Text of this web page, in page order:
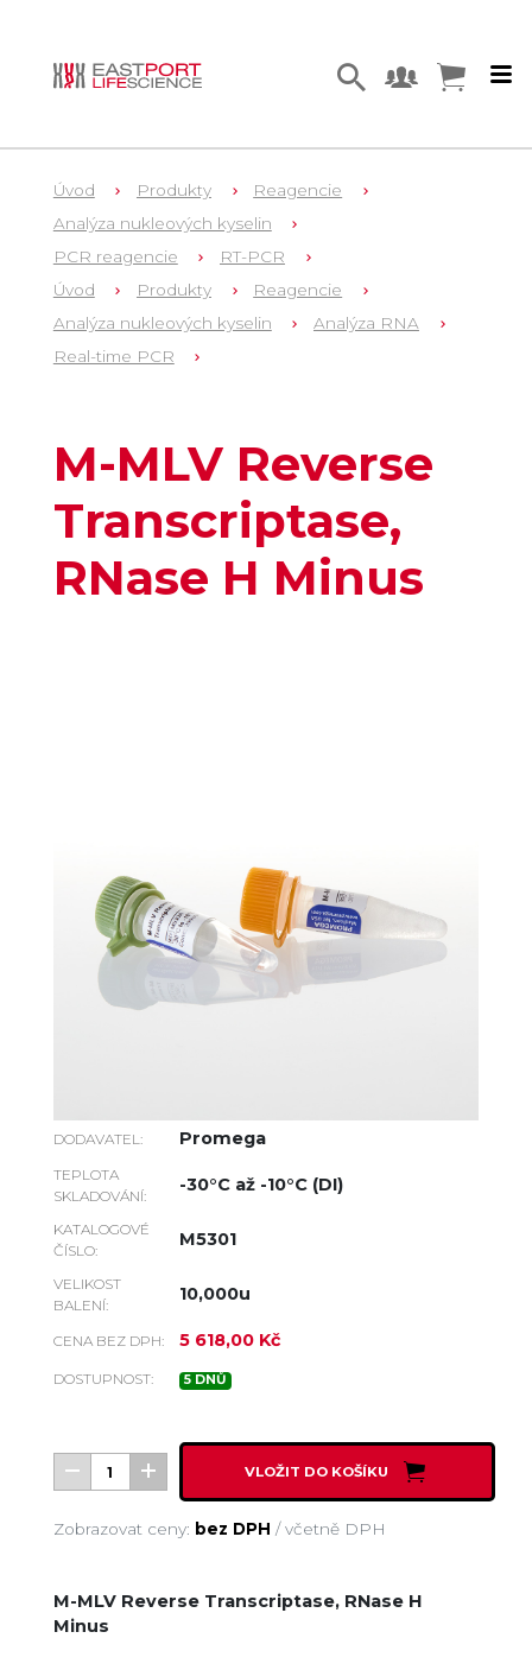
Úvod Produkty
Reagencie
Analýza nukleových kyselin
PCR reagencie
RT-PCR
Úvod
Produkty
Reagencie
Analýza nukleových kyselin
Analýza RNA
Real-time PCR
M-MLV Reverse
Transcriptase,
RNase H Minus
DODAVATEL: Promega
TEPLOTA
SKLADOVÁNÍ:
-30°C až -10°C (DI)
KATALOGOVÉ
ČÍSLO:
M5301
VELIKOST
BALENÍ:
10,000u
CENA BEZ DPH: 5 618,00 Kč
DOSTUPNOST: 5 DNŮ
VLOŽIT DO KOŠÍKU
Zobrazovat ceny: bez DPH /včetně DPH
M-MLV Reverse Transcriptase, RNase H
Minus